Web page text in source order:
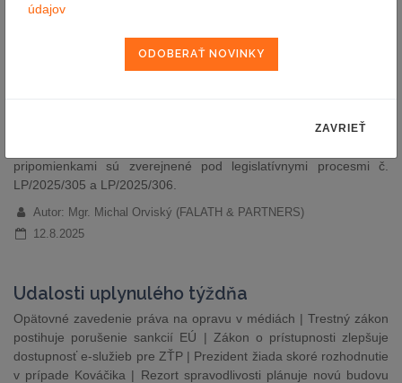
Nový zákon(y) o ochrane osobných údajov
na Slovensku – čo prináša návrh novely
súčasnosti prebieha vyhodnotenie pripomienkového konania.
pripomienkami sú zverejnené pod legislatívnymi procesmi č.
LP/2025/305 a LP/2025/306.
Autor: Mgr. Michal Orviský (FALATH & PARTNERS)
12.8.2025
Udalosti uplynulého týždňa
Opätovné zavedenie práva na opravu v médiách | Trestný zákon
postihuje porušenie sankcií EÚ | Zákon o prístupnosti zlepšuje
dostupnosť e-služieb pre ZŤP | Prezident žiada skoré rozhodnutie
v prípade Kováčika | Rezort spravodlivosti plánuje novú budovu
údajov
ZAVRIEŤ